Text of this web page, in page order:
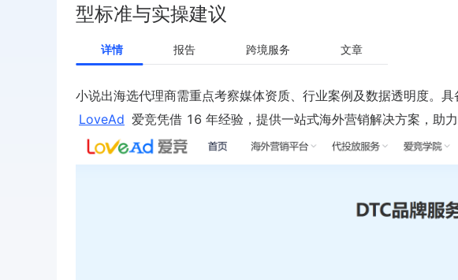
型标准与实操建议
详情 报告 跨境服务 文章
小说出海选代理商需重点考察媒体资质、行业案例及数据透明度。具
LoveAd 爱竞凭借 16 年经验，提供一站式海外营销解决方案，助